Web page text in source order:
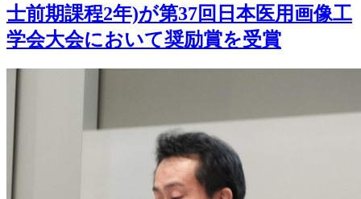
士前期課程2年)が第37回日本医用画像工
学会大会において奨励賞を受賞